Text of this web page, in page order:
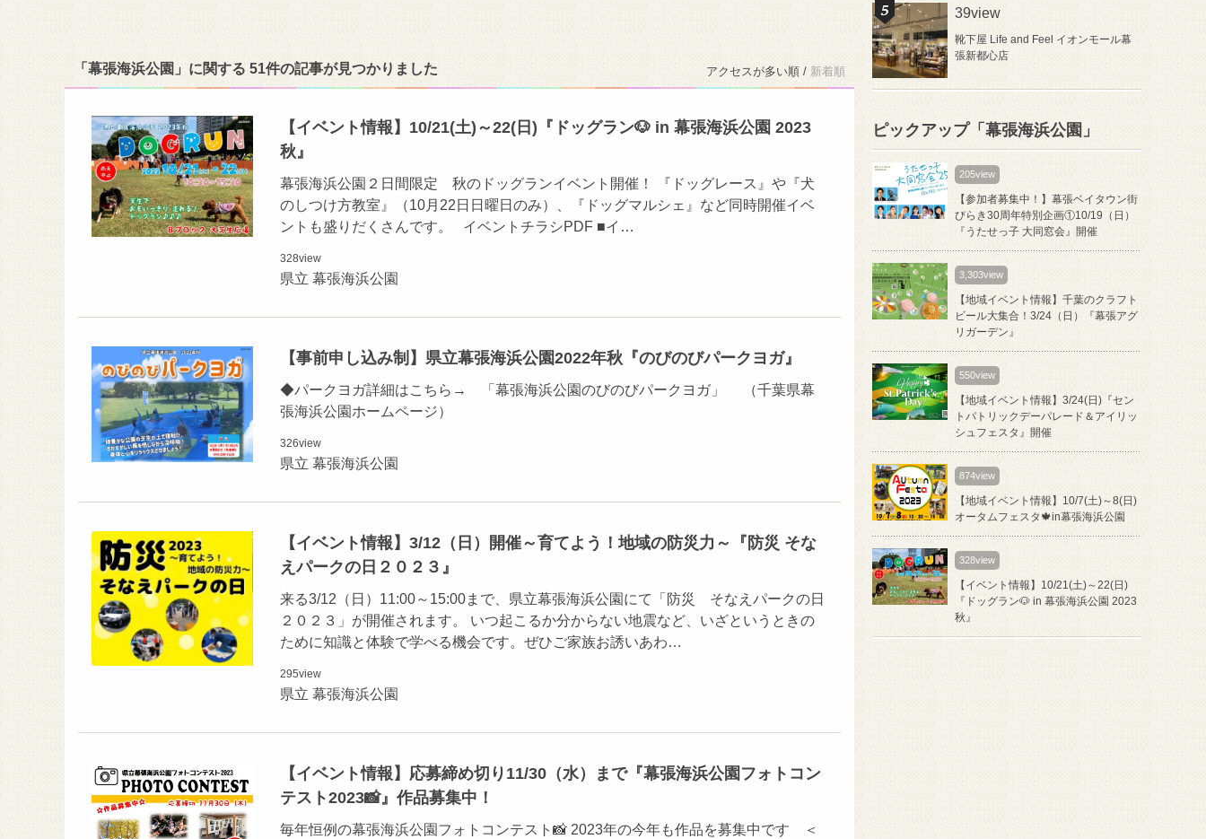
「幕張海浜公園」に関する 51件の記事が見つかりました アクセスが多い順 / 新着順
【イベント情報】10/21(土)～22(日)『ドッグラン🐶 in 幕張海浜公園 2023
秋』
幕張海浜公園２日間限定 秋のドッグランイベント開催！ 『ドッグレース』や『犬
のしつけ方教室』（10月22日日曜日のみ）、『ドッグマルシェ』など同時開催イベ
ントも盛りだくさんです。 イベントチラシPDF ■イ…
328view
県立 幕張海浜公園
【事前申し込み制】県立幕張海浜公園2022年秋『のびのびパークヨガ』
◆パークヨガ詳細はこちら→ 「幕張海浜公園のびのびパークヨガ」 （千葉県幕
張海浜公園ホームページ）
326view
県立 幕張海浜公園
【イベント情報】3/12（日）開催～育てよう！地域の防災力～『防災 そな
えパークの日２０２３』
来る3/12（日）11:00～15:00まで、県立幕張海浜公園にて「防災 そなえパークの日
２０２３」が開催されます。 いつ起こるか分からない地震など、いざというときの
ために知識と体験で学べる機会です。ぜひご家族お誘いあわ…
295view
県立 幕張海浜公園
【イベント情報】応募締め切り11/30（水）まで『幕張海浜公園フォトコン
テスト2023📸』作品募集中！
毎年恒例の幕張海浜公園フォトコンテスト📸 2023年の今年も作品を募集中です ＜
39view
靴下屋 Life and Feel イオンモール幕
張新都心店
ピックアップ「幕張海浜公園」
205view
【参加者募集中！】幕張ベイタウン街
びらき30周年特別企画①10/19（日）
『うたせっ子 大同窓会』開催
3,303view
【地域イベント情報】千葉のクラフト
ビール大集合！3/24（日）『幕張アグ
リガーデン』
550view
【地域イベント情報】3/24(日)『セン
トパトリックデーパレード＆アイリッ
シュフェスタ』開催
874view
【地域イベント情報】10/7(土)～8(日)
オータムフェスタ🍁in幕張海浜公園
328view
【イベント情報】10/21(土)～22(日)
『ドッグラン🐶 in 幕張海浜公園 2023
秋』